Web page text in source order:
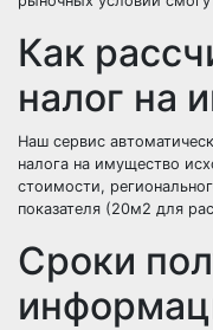
Как
налог на
Наш сервис
налога на имущество
стоимости,
показателя (20м2 для
Сроки